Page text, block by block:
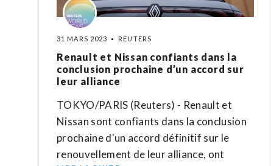
31 MARS 2023 REUTERS
Renault et Nissan confiants dans la
conclusion prochaine d’un accord sur
leur alliance
TOKYO/PARIS (Reuters) - Renault et
Nissan sont confiants dans la conclusion
prochaine d'un accord définitif sur le
renouvellement de leur alliance, ont